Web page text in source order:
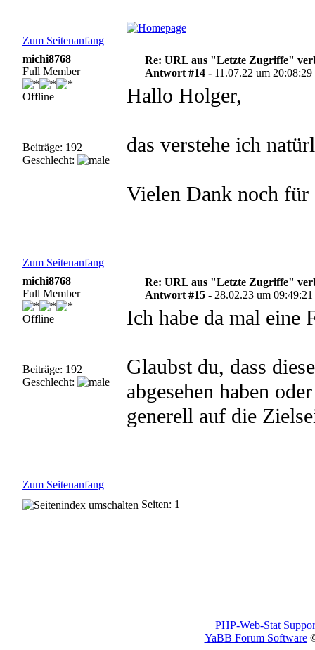
Zum Seitenanfang
michi8768
Full Member
Offline
Beiträge: 192
Geschlecht:
Re: URL aus "Letzte Zugriffe"
Antwort #14 - 11.07.22 um 20:08:29
Hallo Holger,
das verstehe ich
Vielen Dank noch
Zum Seitenanfang
michi8768
Full Member
Offline
Beiträge: 192
Geschlecht:
Re: URL aus "Letzte Zugriffe"
Antwort #15 - 28.02.23 um 09:49:21
Ich habe da mal eine
Glaubst du, dass
abgesehen haben
generell auf die
Zum Seitenanfang
Seiten: 1
PHP-Web-Stat
YaBB Forum Software©